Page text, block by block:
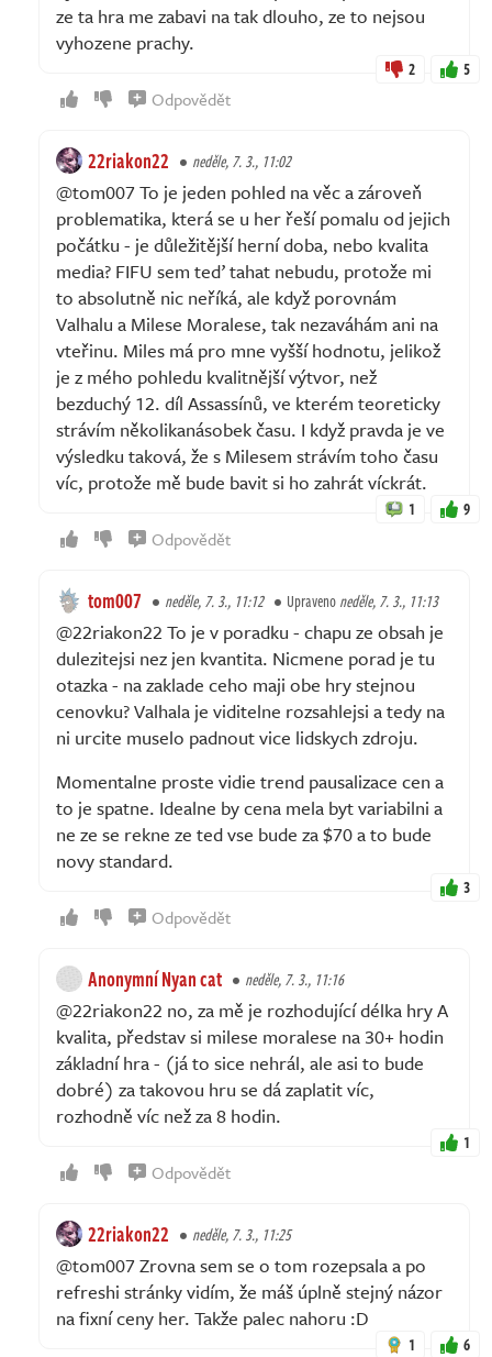
ze ta hra me zabavi na tak dlouho, ze to nejsou
vyhozene prachy.
2 5
Odpovědět
22riakon22 neděle, 7. 3., 11:02
@tom007 To je jeden pohled na věc a zároveň
problematika, která se u her řeší pomalu od jejich
počátku - je důležitější herní doba, nebo kvalita
media? FIFU sem teď tahat nebudu, protože mi
to absolutně nic neříká, ale když porovnám
Valhalu a Milese Moralese, tak nezaváhám ani na
vteřinu. Miles má pro mne vyšší hodnotu, jelikož
je z mého pohledu kvalitnější výtvor, než
bezduchý 12. díl Assassínů, ve kterém teoreticky
strávím několikanásobek času. I když pravda je ve
výsledku taková, že s Milesem strávím toho času
víc, protože mě bude bavit si ho zahrát víckrát.
1 9
Odpovědět
tom007 neděle, 7. 3., 11:12 Upravenoneděle, 7. 3., 11:13
@22riakon22 To je v poradku - chapu ze obsah je
dulezitejsi nez jen kvantita. Nicmene porad je tu
otazka - na zaklade ceho maji obe hry stejnou
cenovku? Valhala je viditelne rozsahlejsi a tedy na
ni urcite muselo padnout vice lidskych zdroju.
Momentalne proste vidie trend pausalizace cen a
to je spatne. Idealne by cena mela byt variabilni a
ne ze se rekne ze ted vse bude za $70 a to bude
novy standard.
3
Odpovědět
Anonymní Nyan cat neděle, 7. 3., 11:16
@22riakon22 no, za mě je rozhodující délka hry A
kvalita, představ si milese moralese na 30+ hodin
základní hra - (já to sice nehrál, ale asi to bude
dobré) za takovou hru se dá zaplatit víc,
rozhodně víc než za 8 hodin.
1
Odpovědět
22riakon22 neděle, 7. 3., 11:25
@tom007 Zrovna sem se o tom rozepsala a po
refreshi stránky vidím, že máš úplně stejný názor
na fixní ceny her. Takže palec nahoru :D
1 6